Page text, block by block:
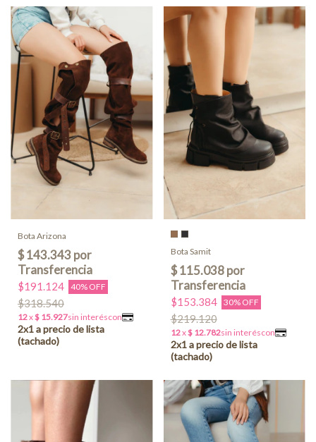
Bota Arizona
$191.124 40% OFF
$318.540
Bota Samit
$153.384 30% OFF
$219.120